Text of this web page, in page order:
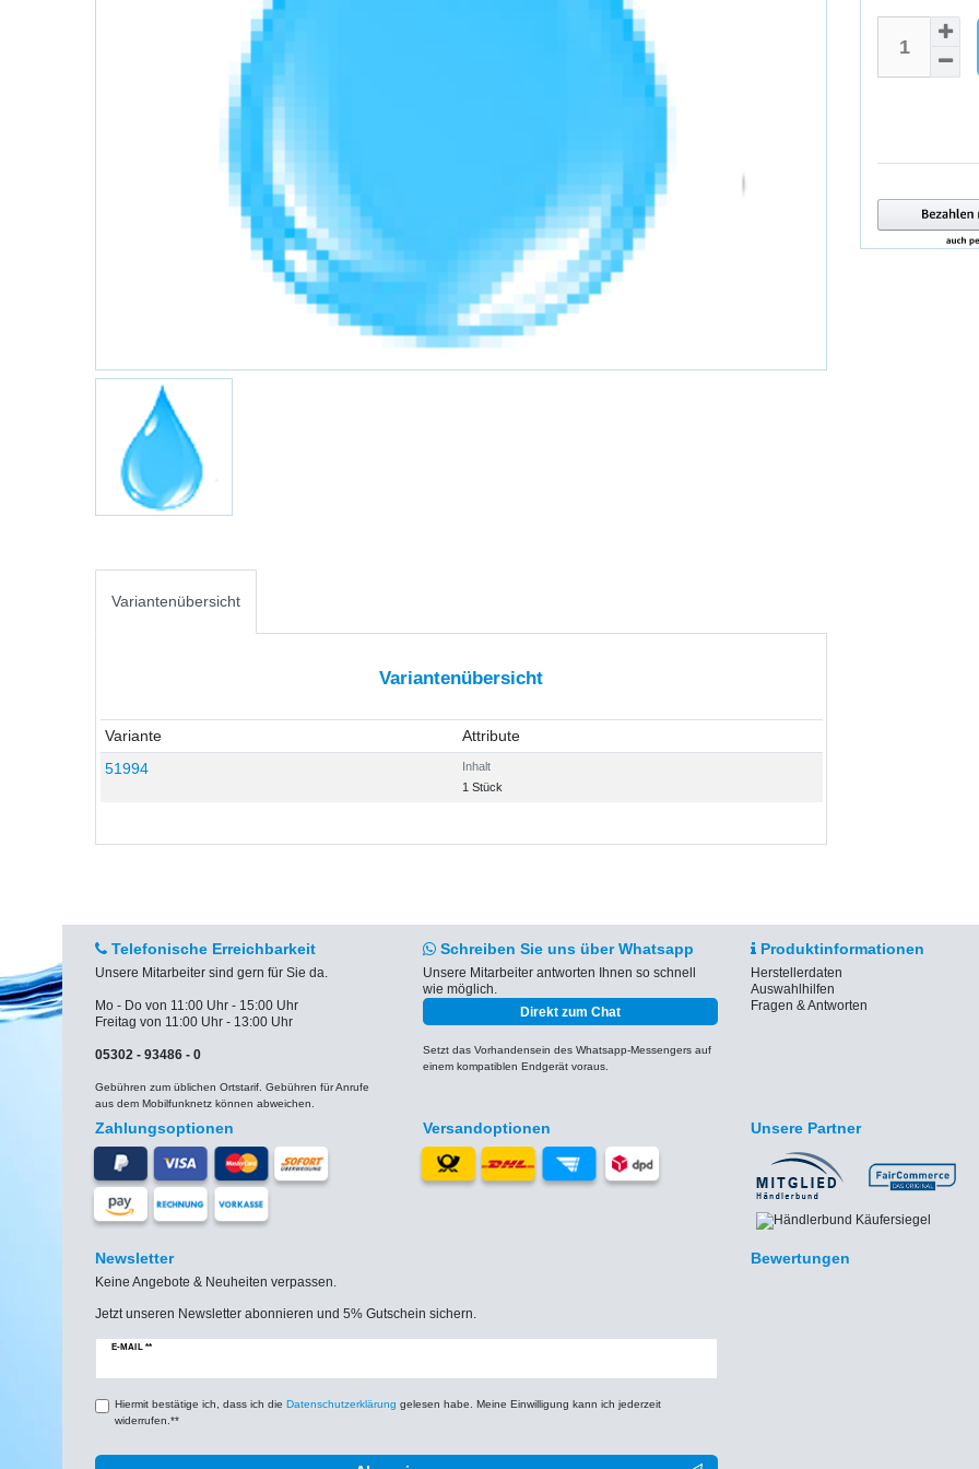
Variantenübersicht
Variantenübersicht
Variante
Attribute
51994
Inhalt
1 Stück
Telefonische Erreichbarkeit
Unsere Mitarbeiter sind gern für Sie da.
Mo - Do von 11:00 Uhr - 15:00 Uhr
Freitag von 11:00 Uhr - 13:00 Uhr
05302 - 93486 - 0
Gebühren zum üblichen Ortstarif. Gebühren für Anrufe
aus dem Mobilfunknetz können abweichen.
Schreiben Sie uns über Whatsapp
Unsere Mitarbeiter antworten Ihnen so schnell
wie möglich.
Direkt zum Chat
Setzt das Vorhandensein des Whatsapp-Messengers auf
einem kompatiblen Endgerät voraus.
Produktinformationen
Herstellerdaten
Auswahlhilfen
Fragen & Antworten
Zahlungsoptionen Versandoptionen Unsere Partner
Newsletter
Keine Angebote & Neuheiten verpassen.
Jetzt unseren Newsletter abonnieren und 5% Gutschein sichern.
E-MAIL **
Newsletter
Hiermit bestätige ich, dass ich die Daten­schutz­erklärung gelesen habe. Meine Einwilligung kann ich jederzeit
widerrufen.**
Bewertungen